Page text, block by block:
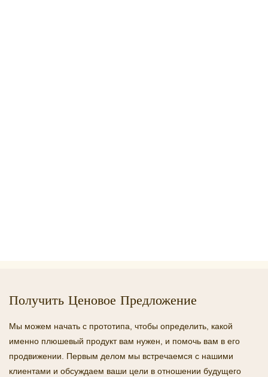
Получить Ценовое Предложение
Мы можем начать с прототипа, чтобы определить, какой
именно плюшевый продукт вам нужен, и помочь вам в его
продвижении. Первым делом мы встречаемся с нашими
клиентами и обсуждаем ваши цели в отношении будущего